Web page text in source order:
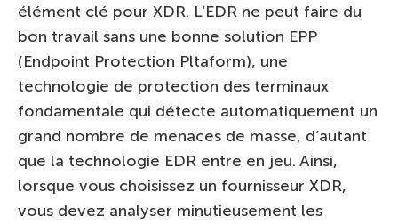
élément clé pour XDR. L’EDR ne peut faire du
bon travail sans une bonne solution EPP
(Endpoint Protection Pltaform), une
technologie de protection des terminaux
fondamentale qui détecte automatiquement un
grand nombre de menaces de masse, d’autant
que la technologie EDR entre en jeu. Ainsi,
lorsque vous choisissez un fournisseur XDR,
vous devez analyser minutieusement les